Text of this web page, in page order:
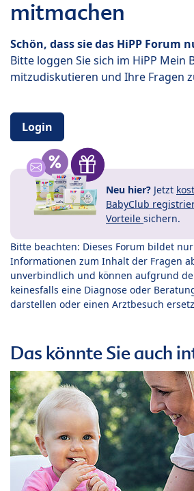
mitmachen
Schön, dass sie das HiPP Forum
Bitte loggen Sie sich im HiPP Mein
mitzudiskutieren und Ihre Fragen
Login
Neu hier? Jetzt
BabyClub
Vorteile sichern.
Bitte beachten: Dieses Forum bildet
Informationen zum Inhalt der Fragen
unverbindlich und können aufgrund
keinesfalls eine Diagnose oder
darstellen oder einen Arztbesuch
Das könnte Sie auch